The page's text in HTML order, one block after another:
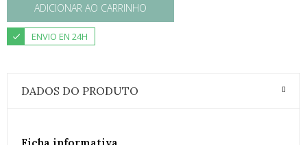
ADICIONAR AO CARRINHO
ENVIO EN 24H
DADOS DO PRODUTO